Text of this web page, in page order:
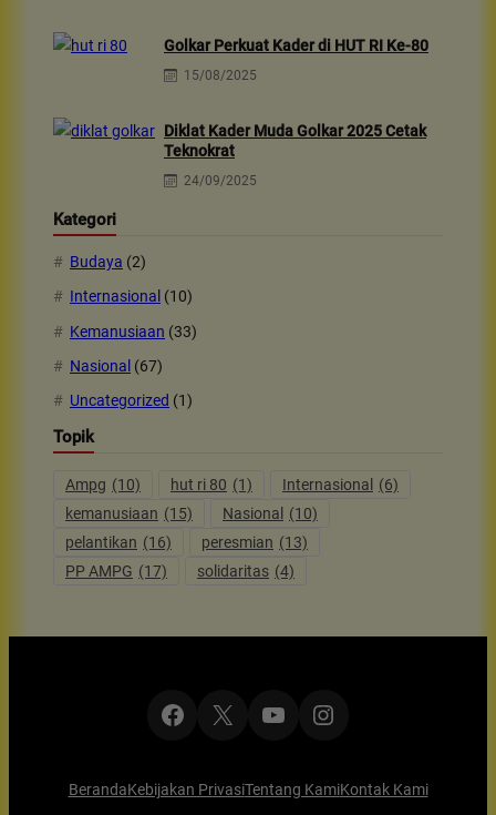
Golkar Perkuat Kader di HUT RI Ke-80
15/08/2025
Diklat Kader Muda Golkar 2025 Cetak
Teknokrat
24/09/2025
Kategori
Budaya (2)
Internasional (10)
Kemanusiaan (33)
Nasional (67)
Uncategorized (1)
Topik
Ampg (10) hut ri 80 (1) Internasional
(6)
kemanusiaan (15) Nasional
(10)
pelantikan (16) peresmian (13)
PP AMPG (17) solidaritas (4)
Facebook
X YouTubeInstagram
BerandaKebijakan PrivasiTentang KamiKontak Kami